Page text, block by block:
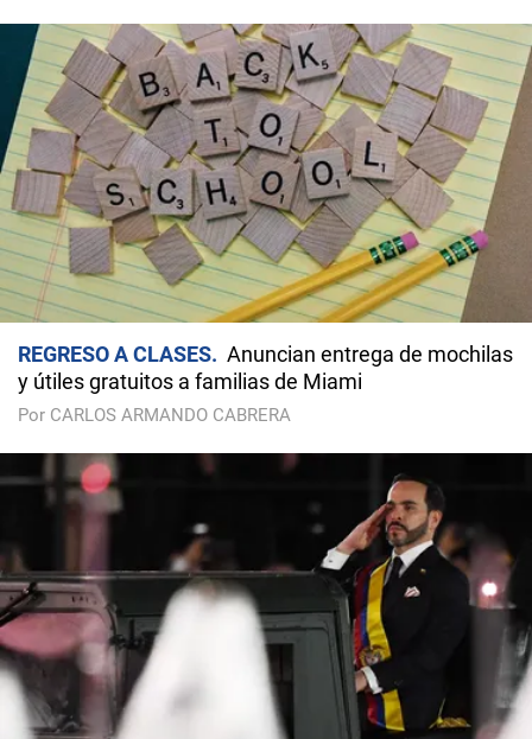
REGRESO A CLASES
Anuncian entrega de mochilas
y útiles gratuitos a familias de Miami
Por CARLOS ARMANDO CABRERA